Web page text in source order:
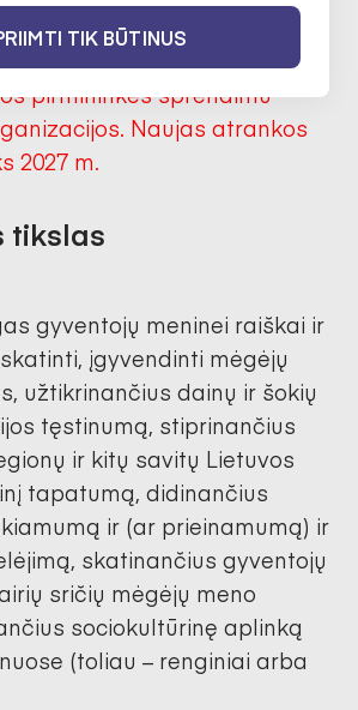
teikti paraiškas gali tik 2024
ir Lietuvos
pirmininkės sprendimu
Naujas atrankos
2027 m.
tikslas
gyventojų meninei raiškai ir
įgyvendinti mėgėjų
užtikrinančius dainų ir šokių
tęstinumą, stiprinančius
ir kitų savitų Lietuvos
tapatumą, didinančius
ir (ar prieinamumą) ir
skatinančius gyventojų
sričių mėgėjų meno
sociokultūrinę aplinką
(toliau – renginiai arba
TIK BŪTINUS